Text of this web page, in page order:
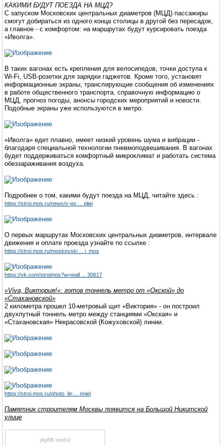
КАКИМИ БУДУТ ПОЕЗДА НА МЦД?
С запуском Московских центральных диаметров (МЦД) пассажиры
смогут добираться из одного конца столицы в другой без пересадок,
а главное - с комфортом: на маршрутах будут курсировать поезда
«Иволга».
В таких вагонах есть крепления для велосипедов, точки доступа к
Wi-Fi, USB-розетки для зарядки гаджетов. Кроме того, установят
информационные экраны, транслирующие сообщения об изменениях
в работе общественного транспорта, справочную информацию о
МЦД, прогноз погоды, анонсы городских мероприятий и новости.
Подобные экраны уже используются в метро.
«Иволга» едет плавно, имеет низкий уровень шума и вибрации -
благодаря специальной технологии пневмоподвешивания. В вагонах
будет поддерживаться комфортный микроклимат и работать система
обеззараживания воздуха.
Подробнее о том, какими будут поезда на МЦД, читайте здесь :
https://stroi.mos.ru/news/v-po ... pliei
О первых маршрутах Московских центральных диаметров, интервале
движения и оплате проезда узнайте по ссылке :
https://stroi.mos.ru/moskovski ... i_mos
https://vk.com/stroimos?w=wall ... 30617
«Viva, Виктория!»: готов тоннель метро от «Окской» до
«Стахановской»
2 километра прошел 10-метровый щит «Виктория» - он построил
двухпутный тоннель метро между станциями «Окская» и
«Стахановская» Некрасовской (Кожуховской) линии.
https://stroi.mos.ru/photo_lin ... nniel
Памятник строителям Москвы появится на Большой Никитской
улице
phpBB [media]